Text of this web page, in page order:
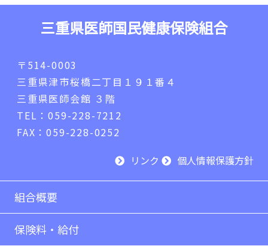
三重県医師国民健康保険組合
〒514-0003
三重県津市桜橋二丁目１９１番４
三重県医師会館 ３階
TEL：059-228-7212
FAX：059-228-0252
リンク
個人情報保護方針
組合概要
保険料・給付